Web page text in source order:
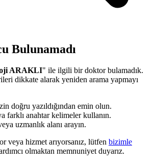
Bulunamadı
ARAKLI" ile ilgili bir doktor bulamadık.
dikkate alarak yeniden arama yapmayı
doğru yazıldığından emin olun.
farklı anahtar kelimeler kullanın.
uzmanlık alanı arayın.
veya hizmet arıyorsanız, lütfen bizimle
olmaktan memnuniyet duyarız.